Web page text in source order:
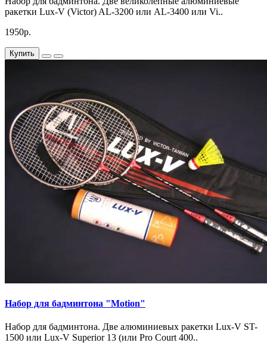
ракетки Lux-V (Victor) AL-3200 или AL-3400 или Vi..
1950р.
Купить
Набор для бадминтона "Motion"
Набор для бадминтона. Две алюминиевых ракетки Lux-V ST-
1500 или Lux-V Superior 13 (или Pro Court 400..